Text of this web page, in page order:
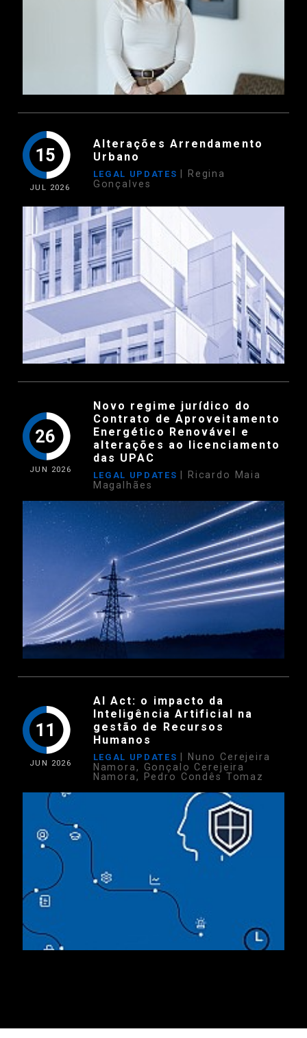
15
JUL 2026
Alterações Arrendamento
Urbano
LEGAL UPDATES
| Regina
Gonçalves
26
JUN 2026
Novo regime jurídico do
Contrato de Aproveitamento
Energético Renovável e
alterações ao licenciamento
das UPAC
LEGAL UPDATES
| Ricardo Maia
Magalhães
11
JUN 2026
AI Act: o impacto da
Inteligência Artificial na
gestão de Recursos
Humanos
LEGAL UPDATES
| Nuno Cerejeira
Namora, Gonçalo Cerejeira
Namora, Pedro Condês Tomaz